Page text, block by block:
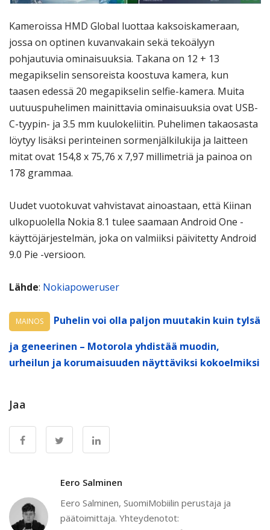
Kameroissa HMD Global luottaa kaksoiskameraan,
jossa on optinen kuvanvakain sekä tekoälyyn
pohjautuvia ominaisuuksia. Takana on 12 + 13
megapikselin sensoreista koostuva kamera, kun
taasen edessä 20 megapikselin selfie-kamera. Muita
uutuuspuhelimen mainittavia ominaisuuksia ovat USB-
C-tyypin- ja 3.5 mm kuulokeliitin. Puhelimen takaosasta
löytyy lisäksi perinteinen sormenjälkilukija ja laitteen
mitat ovat 154,8 x 75,76 x 7,97 millimetriä ja painoa on
178 grammaa.
Uudet vuotokuvat vahvistavat ainoastaan, että Kiinan
ulkopuolella Nokia 8.1 tulee saamaan Android One -
käyttöjärjestelmän, joka on valmiiksi päivitetty Android
9.0 Pie -versioon.
Lähde: Nokiapoweruser
MAINOS
Puhelin voi olla paljon muutakin kuin tylsä
ja geneerinen – Motorola yhdistää muodin,
urheilun ja korumaisuuden näyttäviksi kokoelmiksi
Jaa
Eero Salminen
Eero Salminen, SuomiMobiilin perustaja ja
päätoimittaja. Yhteydenotot: